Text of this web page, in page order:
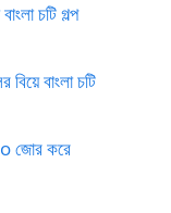
চটি গল্প
বাংলা চটি
জোর করে